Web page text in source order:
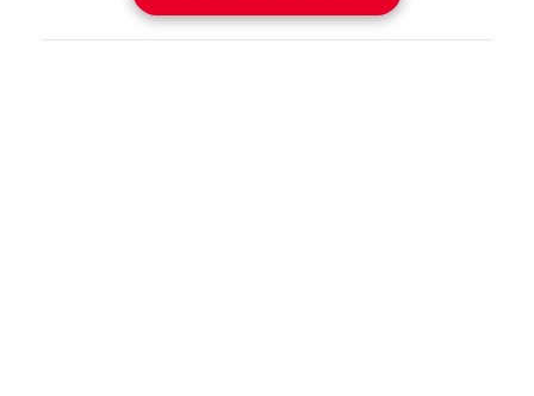
कामगिरी करणाऱ्या राज्यांच्या’ श्रेणीमध्ये, महाराष्ट्राने